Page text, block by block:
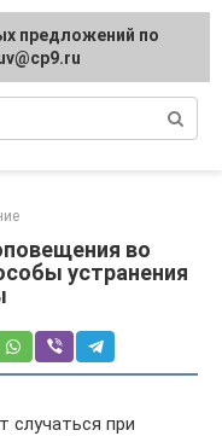
во
устранения
случаться при
предложений по